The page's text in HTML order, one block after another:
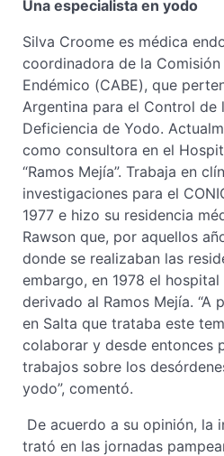
Una especialista en yodo
Silva Croome es médica
coordinadora de la
Endémico (CABE), que
Argentina para el Control de
Deficiencia de Yodo.
como consultora en el
“Ramos Mejía”. Trabaja en
investigaciones para el
1977 e hizo su residencia
Rawson que, por aquellos
donde se realizaban las
embargo, en 1978 el
derivado al Ramos Mejía. “A
en Salta que trataba este
colaborar y desde entonces
trabajos sobre los
yodo”, comentó.
De acuerdo a su opinión, la
trató en las jornadas